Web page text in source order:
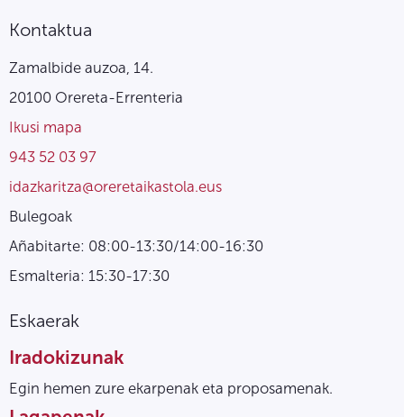
Kontaktua
Zamalbide auzoa, 14.
20100 Orereta-Errenteria
Ikusi mapa
943 52 03 97
idazkaritza@oreretaikastola.eus
Bulegoak
Añabitarte: 08:00-13:30/14:00-16:30
Esmalteria: 15:30-17:30
Eskaerak
Iradokizunak
Egin hemen zure ekarpenak eta proposamenak.